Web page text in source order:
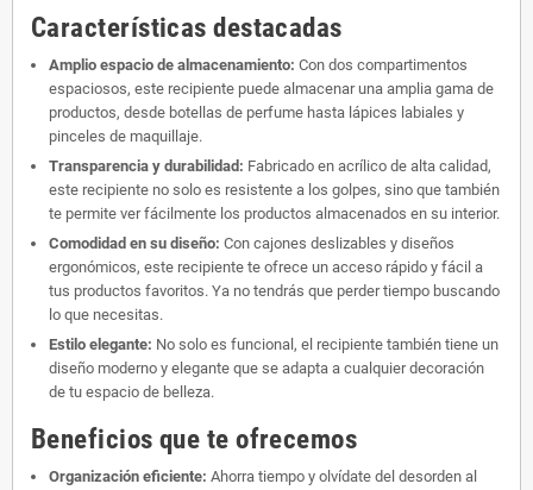
Características destacadas
Amplio espacio de almacenamiento: Con dos compartimentos
espaciosos, este recipiente puede almacenar una amplia gama de
productos, desde botellas de perfume hasta lápices labiales y
pinceles de maquillaje.
Transparencia y durabilidad: Fabricado en acrílico de alta calidad,
este recipiente no solo es resistente a los golpes, sino que también
te permite ver fácilmente los productos almacenados en su interior.
Comodidad en su diseño: Con cajones deslizables y diseños
ergonómicos, este recipiente te ofrece un acceso rápido y fácil a
tus productos favoritos. Ya no tendrás que perder tiempo buscando
lo que necesitas.
Estilo elegante: No solo es funcional, el recipiente también tiene un
diseño moderno y elegante que se adapta a cualquier decoración
de tu espacio de belleza.
Beneficios que te ofrecemos
Organización eficiente: Ahorra tiempo y olvídate del desorden al